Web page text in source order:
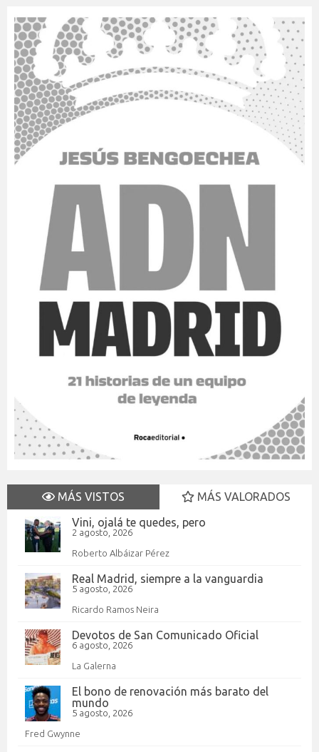
MÁS VISTOS
MÁS VALORADOS
Vini, ojalá te quedes, pero
2 agosto, 2026
Roberto Albáizar Pérez
Real Madrid, siempre a la vanguardia
5 agosto, 2026
Ricardo Ramos Neira
Devotos de San Comunicado Oficial
6 agosto, 2026
La Galerna
El bono de renovación más barato del
mundo
5 agosto, 2026
Fred Gwynne